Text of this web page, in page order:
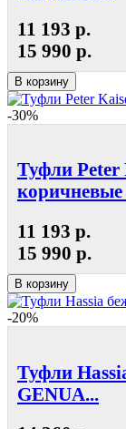
11 193 р.
15 990 р.
В корзину
-30%
Туфли Peter
коричневые
11 193 р.
15 990 р.
В корзину
-20%
Туфли
GENUA...